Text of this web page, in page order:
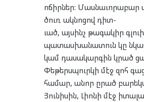
ոճիրներ: Մասնաւորաբար
ծուռ ակնոցով դիտ-
ւած, այսինչ թագակիր
պատասխանատուն կը
կամ դասակարգին կրած
Փեթերսպուրկի մէջ զոհ
համար, անոր ըրած
Յունիսին, Լիոնի մէջ